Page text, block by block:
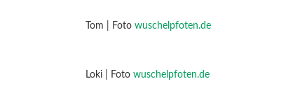
Tom | Foto wuschelpfoten.de
Loki | Foto wuschelpfoten.de